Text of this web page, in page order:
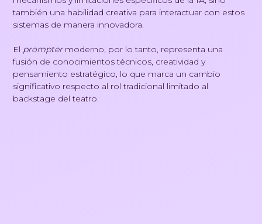
también una habilidad creativa para interactuar con estos
sistemas de manera innovadora.
El promptermoderno, por lo tanto, representa una
fusión de conocimientos técnicos, creatividad y
pensamiento estratégico, lo que marca un cambio
significativo respecto al rol tradicional limitado al
backstage del teatro.